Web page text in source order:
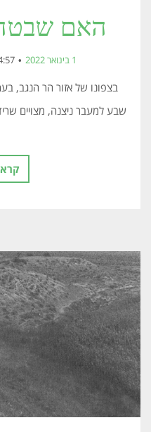
האם
1 בינואר 2022
בצפונו של אזור הר הנגב,
שבע למעבר ניצנה, מצויים